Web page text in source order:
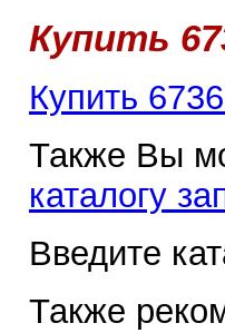
Купить
Купить
Также Вы
каталогу
Введите
Также